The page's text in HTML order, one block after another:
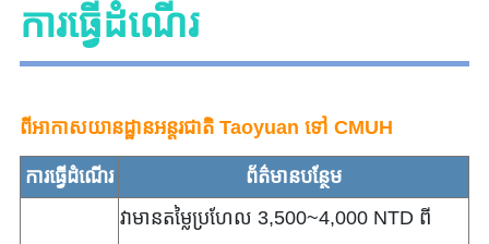
ការធ្វើដំណើរ
ពីអាកាសយានដ្ឋានអន្តរជាតិ Taoyuan ទៅ CMUH
ការធ្វើដំណើរ ព័ត៌មានបន្ថែម
វាមានតម្លៃប្រហែល 3,500~4,000 NTD ពី